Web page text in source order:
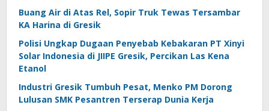
Buang Air di Atas Rel, Sopir Truk Tewas Tersambar
KA Harina di Gresik
Polisi Ungkap Dugaan Penyebab Kebakaran PT Xinyi
Solar Indonesia di JIIPE Gresik, Percikan Las Kena
Etanol
Industri Gresik Tumbuh Pesat, Menko PM Dorong
Lulusan SMK Pesantren Terserap Dunia Kerja